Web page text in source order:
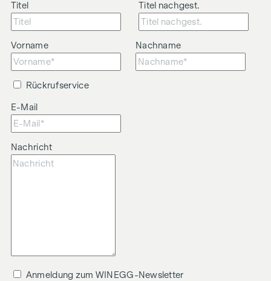
Titel Titel nachgest.
Vorname Nachname
Rückrufservice
E-Mail
Nachricht
Anmeldung zum WINEGG-Newsletter